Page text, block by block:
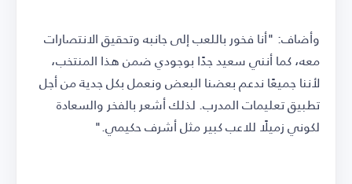
وأضاف: "أنا فخور باللعب إلى جانبه وتحقيق الانتصارات
معه، كما أنني سعيد جدًا بوجودي ضمن هذا المنتخب،
لأننا جميعًا ندعم بعضنا البعض ونعمل بكل جدية من أجل
تطبيق تعليمات المدرب. لذلك أشعر بالفخر والسعادة
لكوني زميلًا للاعب كبير مثل أشرف حكيمي."